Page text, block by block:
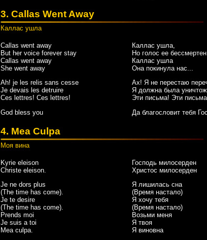
3. Callas Went Away
Каллас ушла
Callas went away
But her voice forever stay
Callas went away
She went away
Ah! je les relis sans cesse
Je devais les detruire
Ces lettres! Ces lettres!
God bless you
Каллас ушла,
Но голос ее
Каллас ушла
Она покинула нас...
Ах! Я не перестаю
Я должна была
Эти письма! Эти
Да благословит тебя
4. Mea Culpa
Моя вина
Kyrie eleison
Christe eleison.
Je ne dors plus
(The time has come).
Je te desire
(The time has come).
Prends moi
Je suis a toi
Mea culpa.
Господь милосерден
Христос милосерден
Я лишилась сна
(Время настало)
Я хочу тебя
(Время настало)
Возьми меня
Я твоя
Я виновна